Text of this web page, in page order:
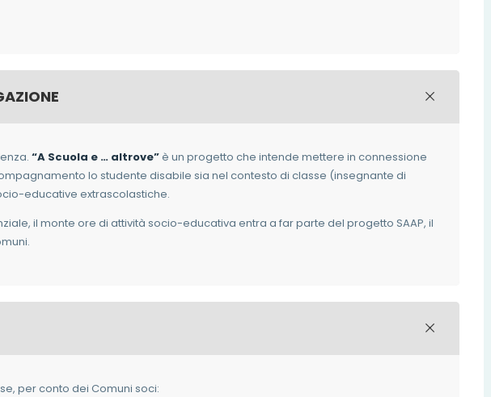
“A Scuola e … altrove”è un progetto che intende mettere in connessione
lo studente disabile sia nel contesto di classe (insegnante di
educative extrascolastiche.
il monte ore di attività socio-educativa entra a far parte del progetto SAAP, il
per conto dei Comuni soci: